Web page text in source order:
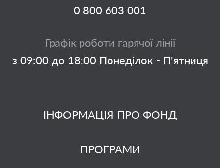
ІНФОРМАЦІЯ ПРО ФОНД
ПРОГРАМИ
0 800 603 001
Графік роботи гарячої лінії
з 09:00 до 18:00 Понеділок - П'ятниця